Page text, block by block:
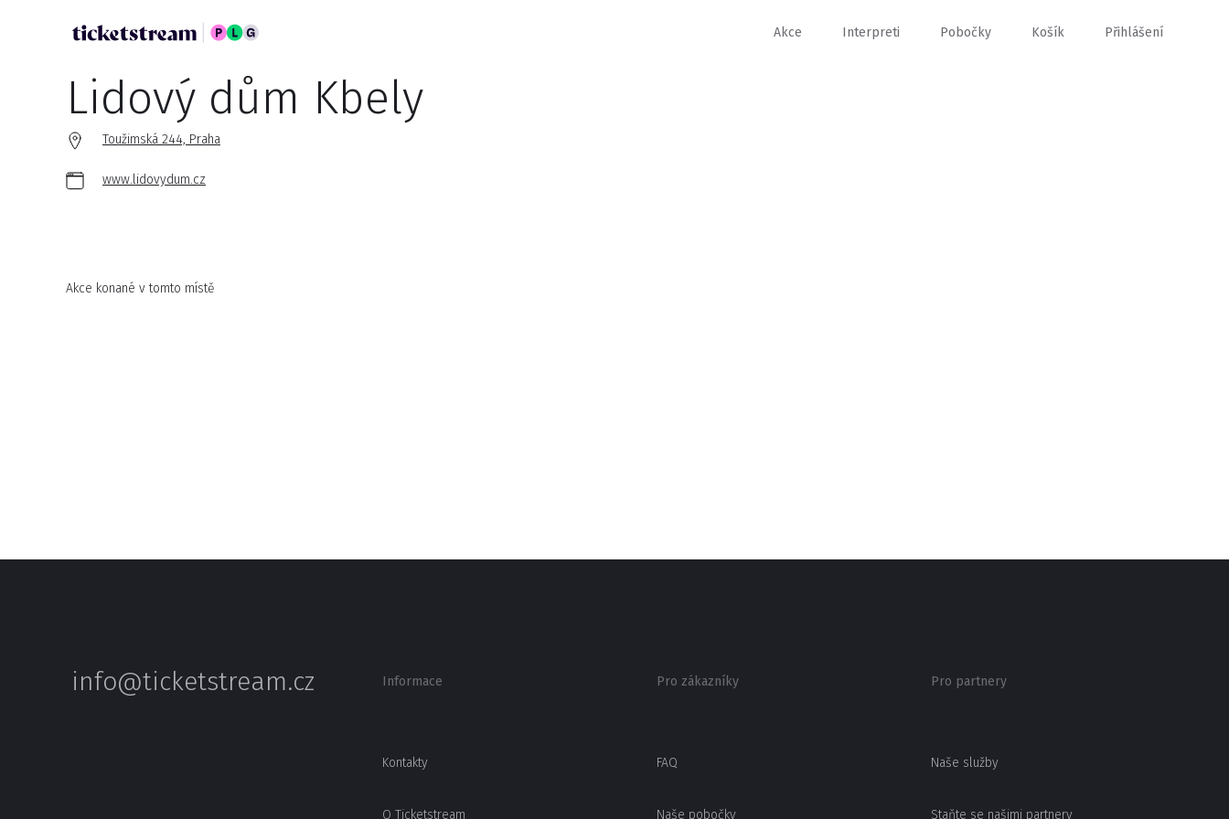
Akce Interpreti Pobočky Košík Přihlášení
Lidový dům Kbely
Toužimská 244, Praha
www.lidovydum.cz
Akce konané v tomto místě
info@ticketstream.cz Informace
Kontakty
O Ticketstream
Pro zákazníky
FAQ
Naše pobočky
Pro partnery
Naše služby
Staňte se našimi partnery